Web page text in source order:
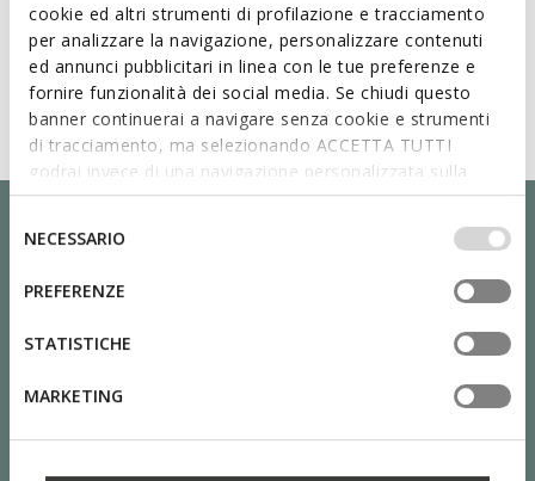
cookie ed altri strumenti di profilazione e tracciamento
per analizzare la navigazione, personalizzare contenuti
ed annunci pubblicitari in linea con le tue preferenze e
fornire funzionalità dei social media. Se chiudi questo
banner continuerai a navigare senza cookie e strumenti
di tracciamento, ma selezionando ACCETTA TUTTI
godrai invece di una navigazione personalizzata sulla
base dei tuoi gusti ed interessi. Selezionando
IMPOSTAZIONI potrai anche scegliere quali cookies ed
altri strumenti di tracciamento autorizzare. Per maggiori
informazioni o per modificare in qualsiasi momento le
tue impostazioni, visita la nostra
del
consenso
NECESSARIO
PREFERENZE
STATISTICHE
MARKETING